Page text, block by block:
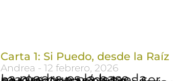
Carta 1: Si Puedo, desde la Raíz
Andrea 12 febrero, 2026